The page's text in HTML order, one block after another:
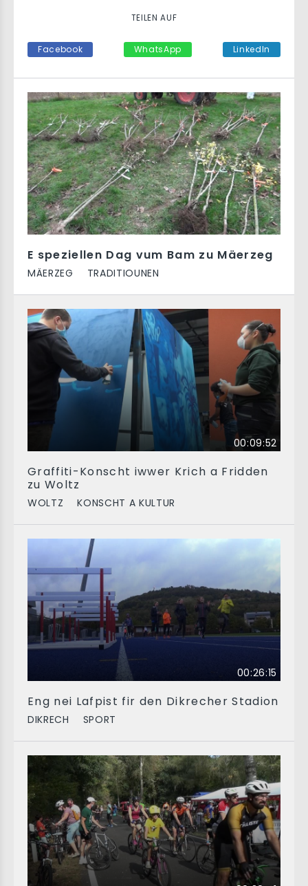
E speziellen Dag vum Bam zu Mäerzeg
MÄERZEG TRADITIOUNEN
00:09:52
Graffiti-Konscht iwwer Krich a Fridden
zu Woltz
WOLTZ KONSCHT A KULTUR
00:26:15
Eng nei Lafpist fir den Dikrecher Stadion
DIKRECH SPORT
TEILEN AUF
Facebook WhatsApp LinkedIn